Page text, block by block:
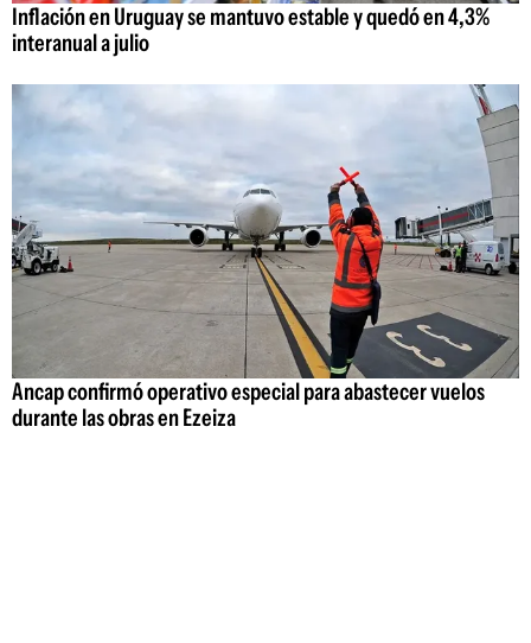
Inflación en Uruguay se mantuvo estable y quedó en 4,3%
interanual a julio
Ancap confirmó operativo especial para abastecer vuelos
durante las obras en Ezeiza